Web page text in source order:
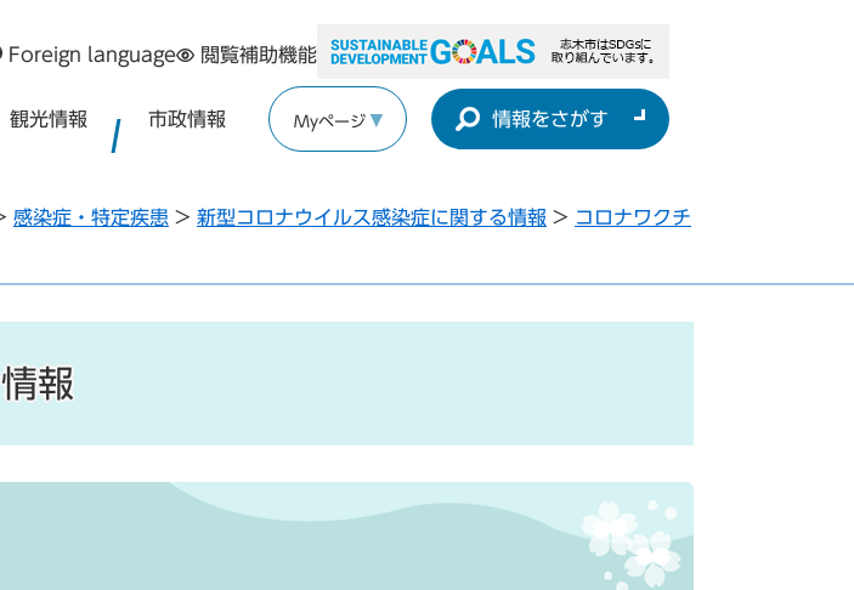
Foreign language 閲覧補助機能
観光情報 市政情報 Myページ 情報をさがす
感染症・特定疾患 > 新型コロナウイルス感染症に関する情報 > コロナワクチ
報